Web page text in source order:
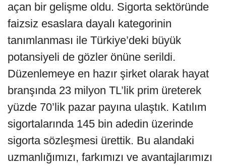
açan bir gelişme oldu. Sigorta sektöründe
faizsiz esaslara dayalı kategorinin
tanımlanması ile Türkiye’deki büyük
potansiyeli de gözler önüne serildi.
Düzenlemeye en hazır şirket olarak hayat
branşında 23 milyon TL’lik prim üreterek
yüzde 70’lik pazar payına ulaştık. Katılım
sigortalarında 145 bin adedin üzerinde
sigorta sözleşmesi ürettik. Bu alandaki
uzmanlığımızı, farkımızı ve avantajlarımızı